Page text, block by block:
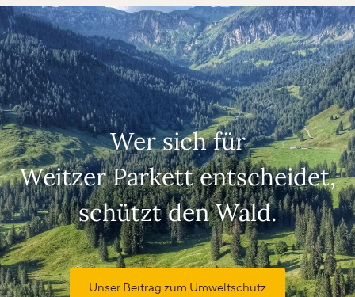
Wer sich für
Weitzer Parkett entscheidet,
schützt den Wald.
Unser Beitrag zum Umweltschutz